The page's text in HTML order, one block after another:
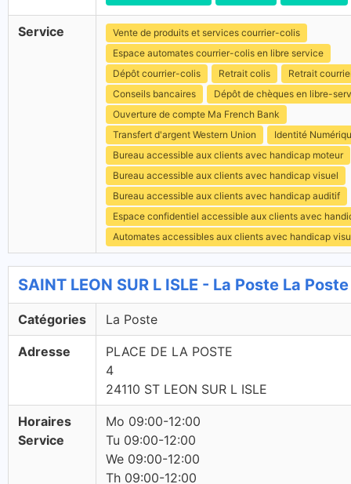
Service
Vente de produits et services courrier-colis
Espace automates courrier-colis en libre service
Dépôt courrier-colis
Retrait colis
Retrait
Conseils bancaires
Dépôt de chèques en libre-
Ouverture de compte Ma French Bank
Transfert d'argent Western Union
Identité
Bureau accessible aux clients avec handicap moteur
Bureau accessible aux clients avec handicap visuel
Bureau accessible aux clients avec handicap auditif
Espace confidentiel accessible aux clients avec
Automates accessibles aux clients avec handicap
SAINT LEON SUR L ISLE - La Poste La Poste
Catégories La Poste
Adresse
PLACE DE LA POSTE
4
24110 ST LEON SUR L ISLE
Horaires
Service
Mo 09:00-12:00
Tu 09:00-12:00
We 09:00-12:00
Th 09:00-12:00